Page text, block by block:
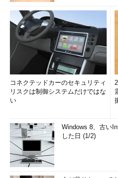
コネクテッドカーのセキュリティ
リスクは制御システムだけではな
い
Windows 8、古い
した日 (1/2)